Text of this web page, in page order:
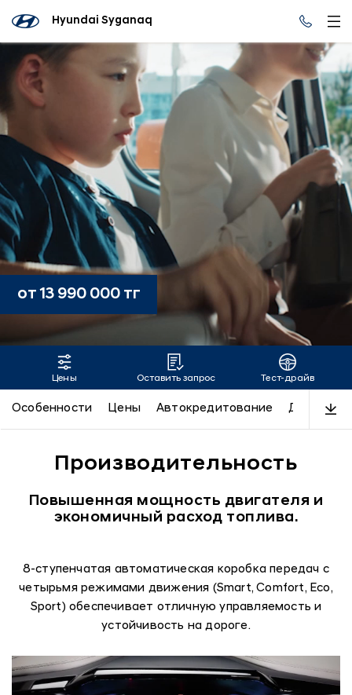
Hyundai Syganaq
CUSTIN
от 13 990 000 тг
Цены Оставить запрос Тест-драйв
Особенности Цены Автокредитование Дизайн
Производительность
Повышенная мощность двигателя и
экономичный расход топлива.
8-ступенчатая автоматическая коробка передач с
четырьмя режимами движения (Smart, Comfort, Eco,
Sport) обеспечивает отличную управляемость и
устойчивость на дороге.